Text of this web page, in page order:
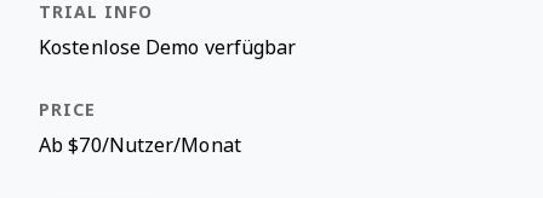
Kostenlose Demo verfügbar
Ab $70/Nutzer/Monat